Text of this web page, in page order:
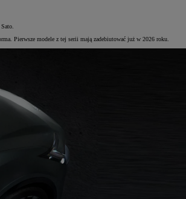
Pierwsze modele z tej serii mają zadebiutować już w 2026 roku.